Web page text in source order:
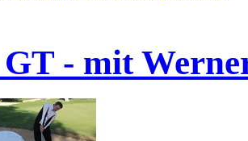
- mit